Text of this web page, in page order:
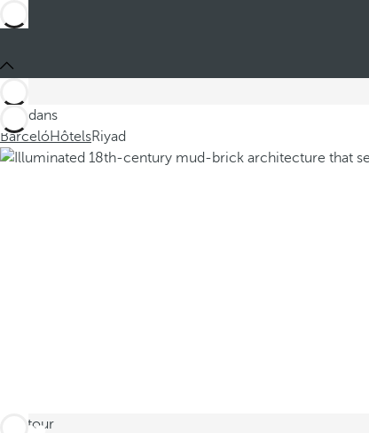
Ces dans
BarcelóHôtelsRiyad
retour